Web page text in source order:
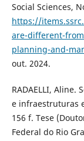
Social Sciences,
https://
are-different-
planning-and-
out. 2024.
RADAELLI,
e infraestruturas
156 f. Tese
Federal do Rio